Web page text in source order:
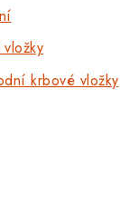
krbové vložky